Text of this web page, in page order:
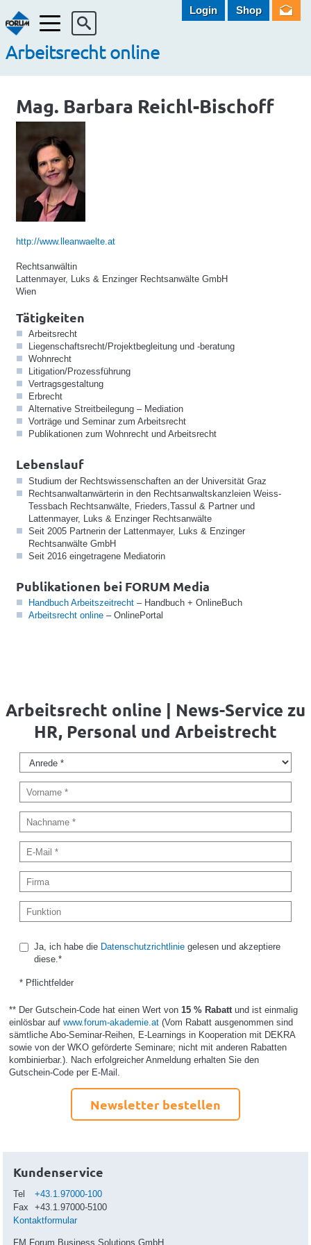
Menü
Arbeitsrecht online
Login Shop
Mag. Barbara Reichl-Bischoff
http://www.lleanwaelte.at
Rechtsanwältin
Lattenmayer, Luks & Enzinger Rechtsanwälte GmbH
Wien
Tätigkeiten
Arbeitsrecht
Liegenschaftsrecht/Projektbegleitung und -beratung
Wohnrecht
Litigation/Prozessführung
Vertragsgestaltung
Erbrecht
Alternative Streitbeilegung – Mediation
Vorträge und Seminar zum Arbeitsrecht
Publikationen zum Wohnrecht und Arbeitsrecht
Lebenslauf
Studium der Rechtswissenschaften an der Universität Graz
Rechtsanwaltanwärterin in den Rechtsanwaltskanzleien Weiss-
Tessbach Rechtsanwälte, Frieders,Tassul & Partner und
Lattenmayer, Luks & Enzinger Rechtsanwälte
Seit 2005 Partnerin der Lattenmayer, Luks & Enzinger
Rechtsanwälte GmbH
Seit 2016 eingetragene Mediatorin
Publikationen bei FORUM Media
Handbuch Arbeitszeitrecht– Handbuch + OnlineBuch
Arbeitsrecht online– OnlinePortal
Arbeitsrecht online | News-Service zu
HR, Personal und Arbeistrecht
Ja, ich habe die Datenschutzrichtliniegelesen und akzeptiere
diese.*
* Pflichtfelder
** Der Gutschein-Code hat einen Wert von 15 % Rabatt und ist einmalig
einlösbar auf www.forum-akademie.at(Vom Rabatt ausgenommen sind
sämtliche Abo-Seminar-Reihen, E-Learnings in Kooperation mit DEKRA
sowie von der WKO geförderte Seminare; nicht mit anderen Rabatten
kombinierbar.). Nach erfolgreicher Anmeldung erhalten Sie den
Gutschein-Code per E-Mail.
Newsletter bestellen
Kundenservice
Tel
+43.1.97000-100
Fax
+43.1.97000-5100
Kontaktformular
FM Forum Business Solutions GmbH